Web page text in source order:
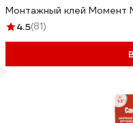
Монтажный клей Момент
4.5(81)